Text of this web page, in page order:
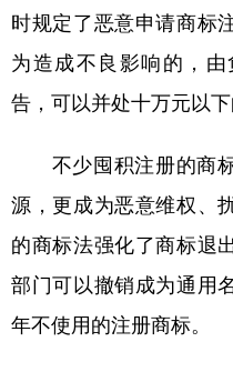
时规定了恶意申请商标
为造成不良影响的，
告，可以并处十万元以下
不少囤积注册的商标
源，更成为恶意维权、
的商标法强化了商标退
部门可以撤销成为通用
年不使用的注册商标。